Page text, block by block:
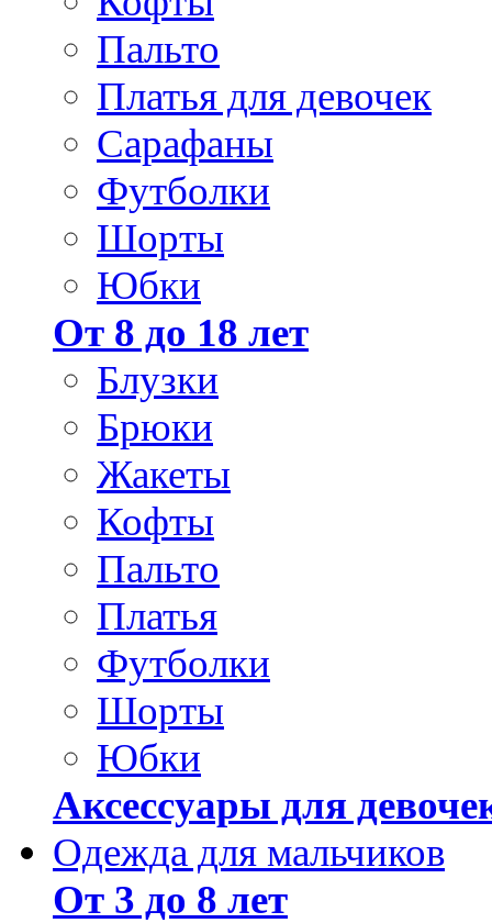
Пальто
Платья для девочек
Сарафаны
Футболки
Шорты
Юбки
От 8 до 18 лет
Блузки
Брюки
Жакеты
Кофты
Пальто
Платья
Футболки
Шорты
Юбки
Аксессуары для
Одежда для мальчиков
От 3 до 8 лет